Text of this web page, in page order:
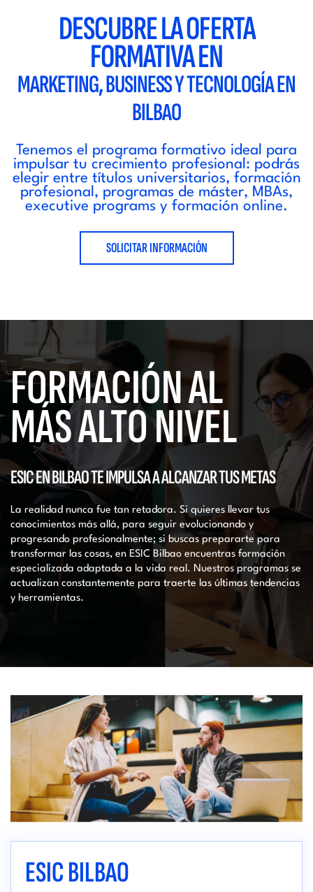
DESCUBRE LA OFERTA
FORMATIVA EN
MARKETING, BUSINESS Y TECNOLOGÍA EN
BILBAO
Tenemos el programa formativo ideal para
impulsar tu crecimiento profesional: podrás
elegir entre títulos universitarios, formación
profesional, programas de máster, MBAs,
executive programs y formación online.
SOLICITAR INFORMACIÓN
FORMACIÓN AL
MÁS ALTO NIVEL
ESIC EN BILBAO TE IMPULSA A ALCANZAR TUS METAS
La realidad nunca fue tan retadora. Si quieres llevar tus
conocimientos más allá, para seguir evolucionando y
progresando profesionalmente; si buscas prepararte para
transformar las cosas, en ESIC Bilbao encuentras formación
especializada adaptada a la vida real. Nuestros programas se
actualizan constantemente para traerte las últimas tendencias
y herramientas.
ESIC BILBAO